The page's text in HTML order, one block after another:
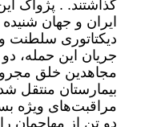
گذاشتند. . پژواک
ایران و جهان
دیکتاتوری سلطنت
جریان این حمله،
مجاهدین خلق
بیمارستان منتقل
مراقبت‌های ویژه
دو تن از مهاجمان